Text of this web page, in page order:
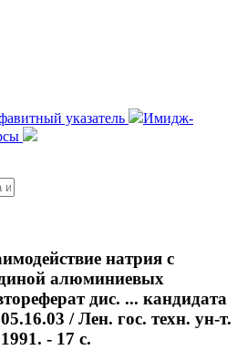
указатель
Имидж-
натрия с
алюминиевых
дис. ... кандидата
/ Лен. гос. техн. ун-т.
- 17 с.